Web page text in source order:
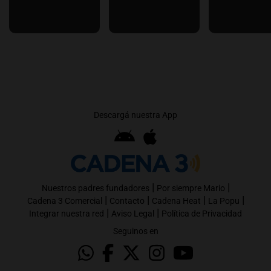
Descargá nuestra App
Nuestros padres fundadores | Por siempre Mario |
Cadena 3 Comercial | Contacto | Cadena Heat | La Popu |
Integrar nuestra red | Aviso Legal | Política de Privacidad
Seguinos en